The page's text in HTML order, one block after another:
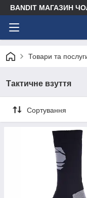
BANDIT МАГАЗИН
Товари та
Тактичне взуття
Сортування